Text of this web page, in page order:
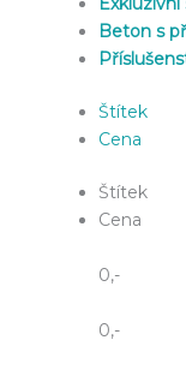
Beton s
Štítek
Cena
Štítek
Cena
0,-
0,-